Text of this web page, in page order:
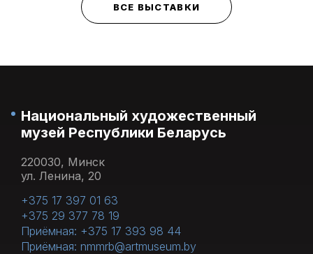
ВСЕ ВЫСТАВКИ
Национальный художественный
музей Республики Беларусь
220030, Минск
ул. Ленина, 20
+375 17 397 01 63
+375 29 377 78 19
Приёмная: +375 17 393 98 44
Приёмная: nmmrb@artmuseum.by